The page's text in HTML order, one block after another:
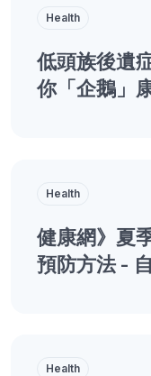
Health
低頭族後遺
你「企鵝」
Health
健康網》夏
預防方法 -
Health